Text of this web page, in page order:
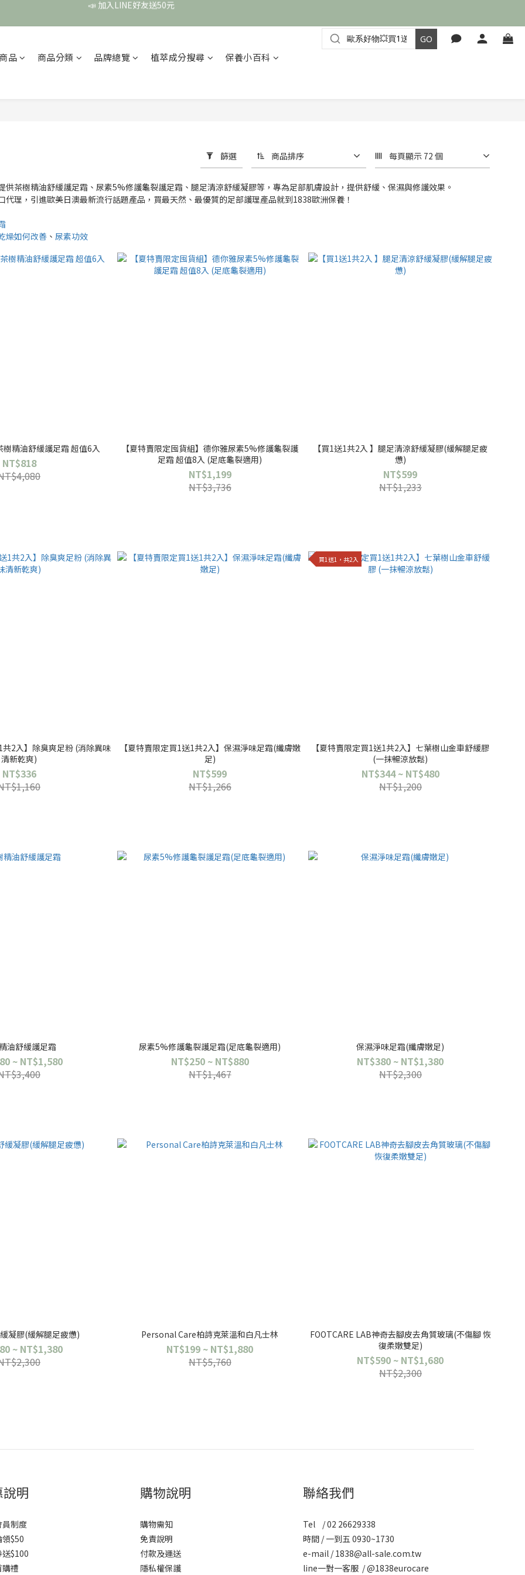
頭皮保養月❤️養髮精華買2送1
品 商品分類 品牌總覽 植萃成分搜尋 保養小百科
篩選 商品排序 每頁顯示 72 個
供茶樹精油舒緩護足霜、尿素5%修護龜裂護足霜、腿足清涼舒緩凝膠等，專為足部肌膚設計，提供舒緩、保濕與修護效果。
代理，引進歐美日澳最新流行話題產品，買最天然、最優質的足部護理產品就到1838歐洲保養！
燥如何改善 、尿素功效
精油舒緩護足霜 超值6入
NT$818
【夏特賣限定囤貨組】德你雅尿素5%修護龜裂護
足霜 超值8入 (足底龜裂適用)
NT$1,199
NT$3,736
【買1送1共2入 】腿足清涼舒緩凝膠(緩解腿足疲
憊)
NT$599
NT$1,233
2入】除臭爽足粉 (消除異味
清新乾爽)
NT$336
【夏特賣限定買1送1共2入】保濕淨味足霜(纖膚嫩
足)
NT$599
NT$1,266
買1送1，共2入
【夏特賣限定買1送1共2入】七葉樹山金車舒緩膠
(一抹暢涼放鬆)
NT$344 ~ NT$480
NT$1,200
油舒緩護足霜
~ NT$1,580
尿素5%修護龜裂護足霜(足底龜裂適用)
NT$250 ~ NT$880
NT$1,467
保濕淨味足霜(纖膚嫩足)
NT$380 ~ NT$1,380
NT$2,300
凝膠(緩解腿足疲憊)
~ NT$1,380
Personal Care柏詩克萊溫和白凡士林
NT$199 ~ NT$1,880
NT$5,760
FOOTCARE LAB神奇去腳皮去角質玻璃(不傷腳 恢
復柔嫩雙足)
NT$590 ~ NT$1,680
NT$2,300
明
制度
$50
$100
禮
購物說明
購物需知
免責說明
付款及運送
隱私權保護
聯絡我們
Tel / 02 26629338
時間 / 一到五 0930~1730
e-mail / 1838@all-sale.com.tw
line一對一客服 / @1838eurocare